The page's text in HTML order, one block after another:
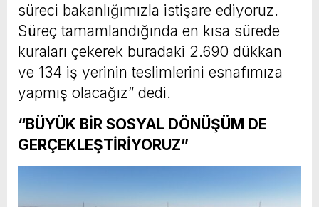
süreci bakanlığımızla istişare ediyoruz.
Süreç tamamlandığında en kısa sürede
kuraları çekerek buradaki 2.690 dükkan
ve 134 iş yerinin teslimlerini esnafımıza
yapmış olacağız” dedi.
“BÜYÜK BİR SOSYAL DÖNÜŞÜM DE
GERÇEKLEŞTİRİYORUZ”